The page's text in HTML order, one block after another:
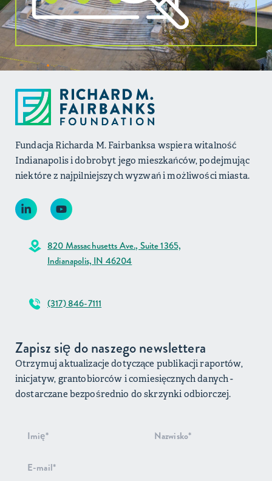
Fundacja Richarda M. Fairbanksa wspiera witalność
Indianapolis i dobrobyt jego mieszkańców, podejmując
niektóre z najpilniejszych wyzwań i możliwości miasta.
820 Massachusetts Ave., Suite 1365,
Indianapolis, IN 46204
(317) 846-7111
Zapisz się do naszego newslettera
Otrzymuj aktualizacje dotyczące publikacji raportów,
inicjatyw, grantobiorców i comiesięcznych danych -
dostarczane bezpośrednio do skrzynki odbiorczej.
Rejestracja
newslettera